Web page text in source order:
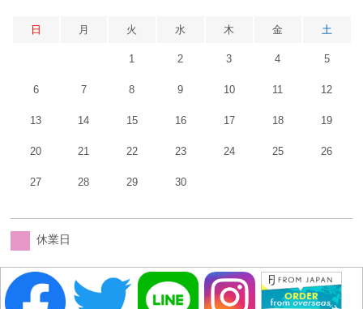
日 月 火 水 木 金 土
1 2 3 4 5
6 7 8 9 10 11 12
13 14 15 16 17 18 19
20 21 22 23 24 25 26
27 28 29 30
休業日